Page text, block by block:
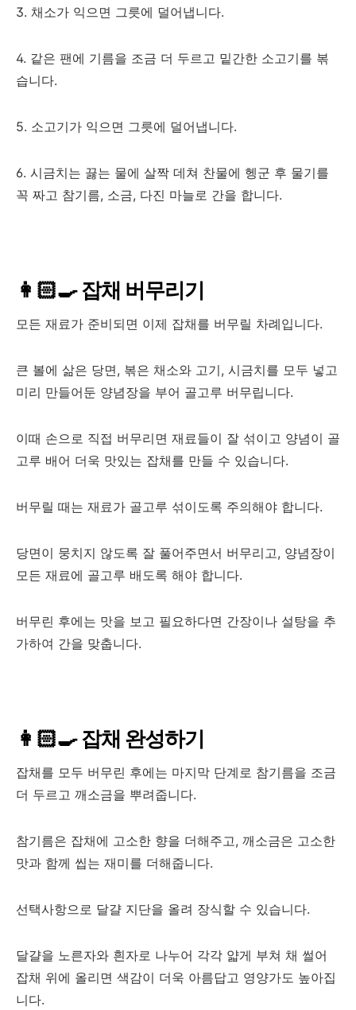
3. 채소가 익으면 그릇에 덜어냅니다.
4. 같은 팬에 기름을 조금 더 두르고 밑간한 소고기를 볶
습니다.
5. 소고기가 익으면 그릇에 덜어냅니다.
6. 시금치는 끓는 물에 살짝 데쳐 찬물에 헹군 후 물기를
꼭 짜고 참기름, 소금, 다진 마늘로 간을 합니다.
👩🏻‍🍳 잡채 버무리기
모든 재료가 준비되면 이제 잡채를 버무릴 차례입니다.
큰 볼에 삶은 당면, 볶은 채소와 고기, 시금치를 모두 넣고
미리 만들어둔 양념장을 부어 골고루 버무립니다.
이때 손으로 직접 버무리면 재료들이 잘 섞이고 양념이 골
고루 배어 더욱 맛있는 잡채를 만들 수 있습니다.
버무릴 때는 재료가 골고루 섞이도록 주의해야 합니다.
당면이 뭉치지 않도록 잘 풀어주면서 버무리고, 양념장이
모든 재료에 골고루 배도록 해야 합니다.
버무린 후에는 맛을 보고 필요하다면 간장이나 설탕을 추
가하여 간을 맞춥니다.
👩🏻‍🍳 잡채 완성하기
잡채를 모두 버무린 후에는 마지막 단계로 참기름을 조금
더 두르고 깨소금을 뿌려줍니다.
참기름은 잡채에 고소한 향을 더해주고, 깨소금은 고소한
맛과 함께 씹는 재미를 더해줍니다.
선택사항으로 달걀 지단을 올려 장식할 수 있습니다.
달걀을 노른자와 흰자로 나누어 각각 얇게 부쳐 채 썰어
잡채 위에 올리면 색감이 더욱 아름답고 영양가도 높아집
니다.